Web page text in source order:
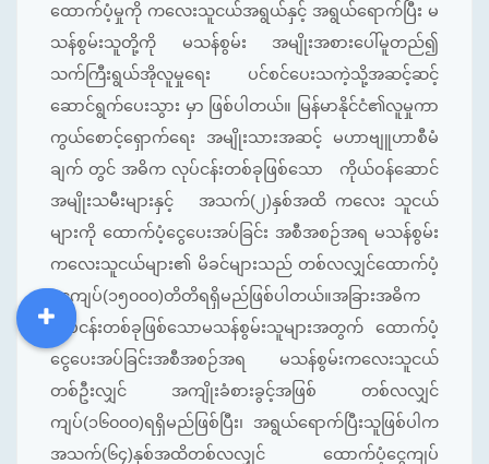
ထောက်ပံ့မှုကို ကလေးသူငယ်အရွယ်နှင့် အရွယ်ရောက်ပြီး မ
သန်စွမ်းသူတို့ကို မသန်စွမ်း အမျိုးအစားပေါ်မူတည်၍
သက်ကြီးရွယ်အိုလူမှုရေး ပင်စင်ပေးသကဲ့သို့အဆင့်ဆင့်
ဆောင်ရွက်ပေးသွား မှာ ဖြစ်ပါတယ်။ မြန်မာနိုင်ငံ၏လူမှုကာ
ကွယ်စောင့်ရှောက်ရေး အမျိုးသားအဆင့် မဟာဗျူဟာစီမံ
ချက် တွင် အဓိက လုပ်ငန်းတစ်ခုဖြစ်သော ကိုယ်ဝန်ဆောင်
အမျိုးသမီးများနှင့် အသက်(၂)နှစ်အထိ ကလေး သူငယ်
များကို ထောက်ပံ့ငွေပေးအပ်ခြင်း အစီအစဉ်အရ မသန်စွမ်း
ကလေးသူငယ်များ၏ မိခင်များသည် တစ်လလျှင်ထောက်ပံ့
ငွေကျပ်(၁၅၀၀၀)တိတိရရှိမည်ဖြစ်ပါတယ်။အခြားအဓိက
လုပ်ငန်းတစ်ခုဖြစ်သောမသန်စွမ်းသူများအတွက် ထောက်ပံ့
ငွေပေးအပ်ခြင်းအစီအစဉ်အရ မသန်စွမ်းကလေးသူငယ်
တစ်ဦးလျှင် အကျိုးခံစားခွင့်အဖြစ် တစ်လလျှင်
ကျပ်(၁၆၀၀၀)ရရှိမည်ဖြစ်ပြီး၊ အရွယ်ရောက်ပြီးသူဖြစ်ပါက
အသက်(၆၄)နှစ်အထိတစ်လလျှင် ထောက်ပံ့ငွေကျပ်